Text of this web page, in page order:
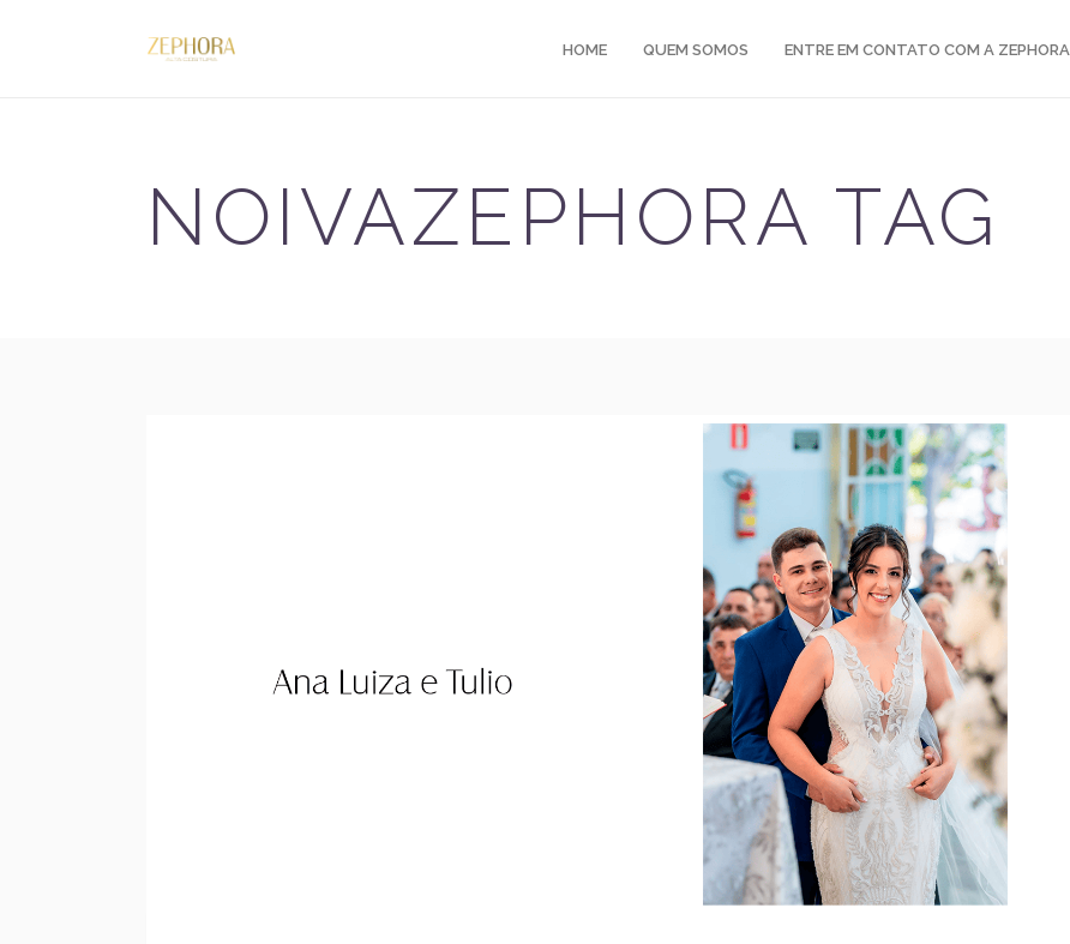
HOME QUEM SOMOS ENTRE EM CONTATO COM A ZEPHORA
NOIVAZEPHORA TAG